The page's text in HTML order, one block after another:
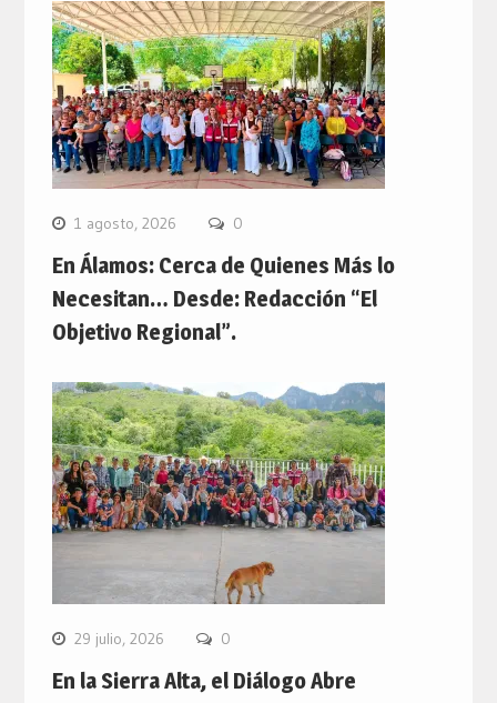
1 agosto, 2026 0
En Álamos: Cerca de Quienes Más lo
Necesitan… Desde: Redacción “El
Objetivo Regional”.
29 julio, 2026 0
En la Sierra Alta, el Diálogo Abre